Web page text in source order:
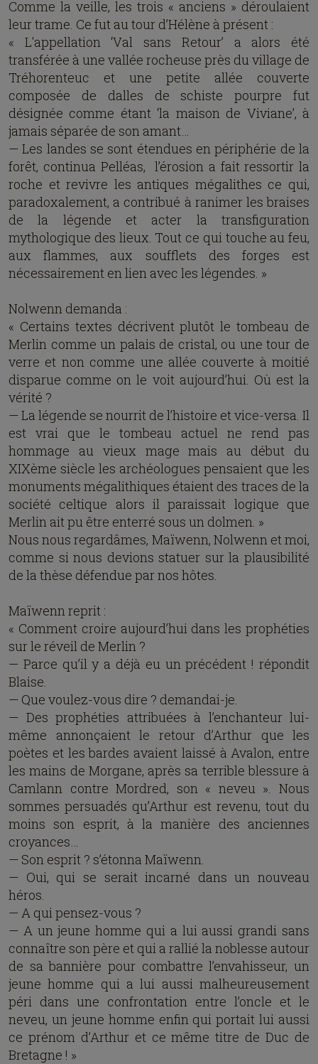
Comme la veille, les trois « anciens » déroulaient
leur trame. Ce fut au tour d’Hélène à présent :
« L'appellation ‘Val sans Retour’ a alors été
transférée à une vallée rocheuse près du village de
Tréhorenteuc et une petite allée couverte
composée de dalles de schiste pourpre fut
désignée comme étant ‘la maison de Viviane’, à
jamais séparée de son amant…
— Les landes se sont étendues en périphérie de la
forêt, continua Pelléas, l’érosion a fait ressortir la
roche et revivre les antiques mégalithes ce qui,
paradoxalement, a contribué à ranimer les braises
de la légende et acter la transfiguration
mythologique des lieux. Tout ce qui touche au feu,
aux flammes, aux soufflets des forges est
nécessairement en lien avec les légendes. »
Nolwenn demanda :
« Certains textes décrivent plutôt le tombeau de
Merlin comme un palais de cristal, ou une tour de
verre et non comme une allée couverte à moitié
disparue comme on le voit aujourd’hui. Où est la
vérité ?
— La légende se nourrit de l’histoire et vice-versa. Il
est vrai que le tombeau actuel ne rend pas
hommage au vieux mage mais au début du
XIXème siècle les archéologues pensaient que les
monuments mégalithiques étaient des traces de la
société celtique alors il paraissait logique que
Merlin ait pu être enterré sous un dolmen. »
Nous nous regardâmes, Maïwenn, Nolwenn et moi,
comme si nous devions statuer sur la plausibilité
de la thèse défendue par nos hôtes.
Maïwenn reprit :
« Comment croire aujourd’hui dans les prophéties
sur le réveil de Merlin ?
— Parce qu’il y a déjà eu un précédent ! répondit
Blaise.
— Que voulez-vous dire ? demandai-je.
— Des prophéties attribuées à l’enchanteur lui-
même annonçaient le retour d’Arthur que les
poètes et les bardes avaient laissé à Avalon, entre
les mains de Morgane, après sa terrible blessure à
Camlann contre Mordred, son « neveu ». Nous
sommes persuadés qu’Arthur est revenu, tout du
moins son esprit, à la manière des anciennes
croyances…
— Son esprit ? s’étonna Maïwenn.
— Oui, qui se serait incarné dans un nouveau
héros.
— A qui pensez-vous ?
— A un jeune homme qui a lui aussi grandi sans
connaître son père et qui a rallié la noblesse autour
de sa bannière pour combattre l’envahisseur, un
jeune homme qui a lui aussi malheureusement
péri dans une confrontation entre l’oncle et le
neveu, un jeune homme enfin qui portait lui aussi
ce prénom d’Arthur et ce même titre de Duc de
Bretagne ! »